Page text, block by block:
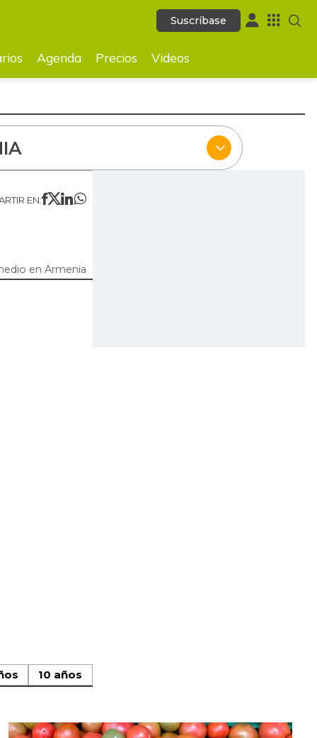
Suscríbase
Videos
Suscríbase
Agenda Precios Videos
EN:
en Armenia
10 años